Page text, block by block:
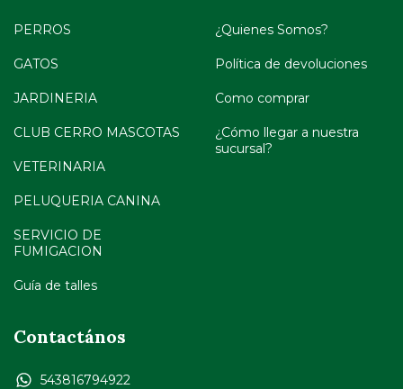
PERROS
GATOS
JARDINERIA
CLUB CERRO MASCOTAS
VETERINARIA
PELUQUERIA CANINA
SERVICIO DE
FUMIGACION
Guía de talles
¿Quienes Somos?
Política de devoluciones
Como comprar
¿Cómo llegar a nuestra
sucursal?
Contactános
543816794922